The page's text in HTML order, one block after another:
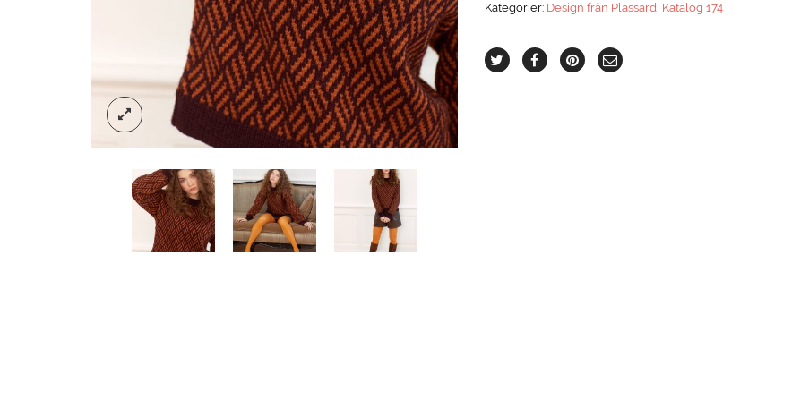
Kategorier: Design från Plassard, Katalog 174